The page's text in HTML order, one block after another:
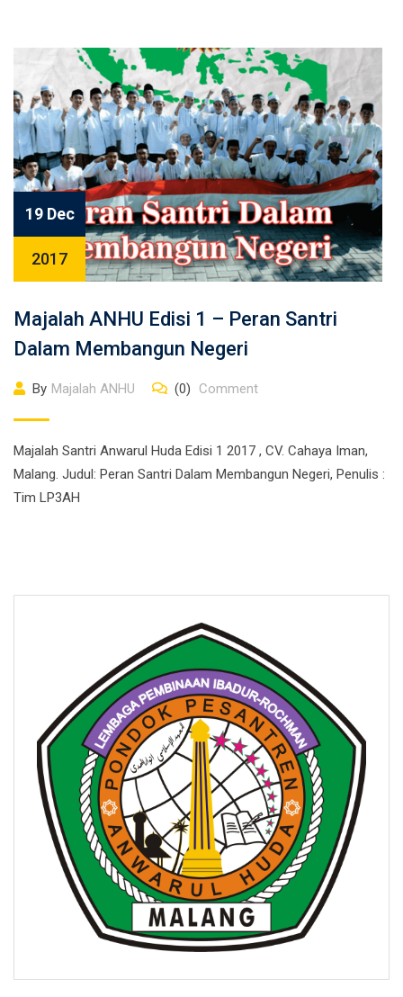
19 Dec
2017
Majalah ANHU Edisi 1 – Peran Santri
Dalam Membangun Negeri
By Majalah ANHU (0) Comment
Majalah Santri Anwarul Huda Edisi 1 2017 , CV. Cahaya Iman,
Malang. Judul: Peran Santri Dalam Membangun Negeri, Penulis :
Tim LP3AH